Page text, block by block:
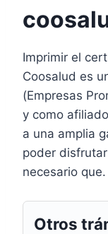
Imprimir el
Coosalud es
(Empresas
y como
a una amplia
poder
necesario
Otros